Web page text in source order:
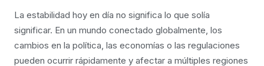
La estabilidad hoy en día no significa lo que solía
significar. En un mundo conectado globalmente, los
cambios en la política, las economías o las regulaciones
pueden ocurrir rápidamente y afectar a múltiples regiones